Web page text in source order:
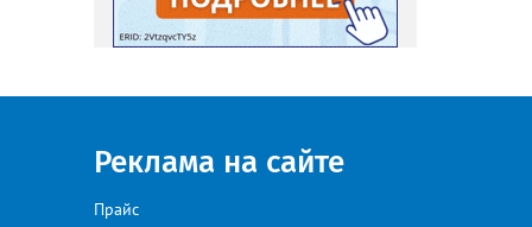
Реклама на сайте
Прайс